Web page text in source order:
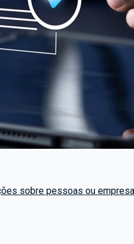
sobre pessoas ou